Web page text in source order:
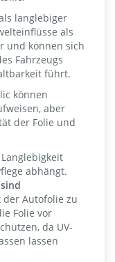
langlebiger
als
und können sich
Fahrzeugs
führt.
können
aber
der Folie und
abhängt.
der Autofolie zu
Folie vor
da UV-
lassen